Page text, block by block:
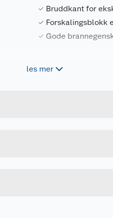
Bruddkant for
Forskalingsblokk
Gode
les mer